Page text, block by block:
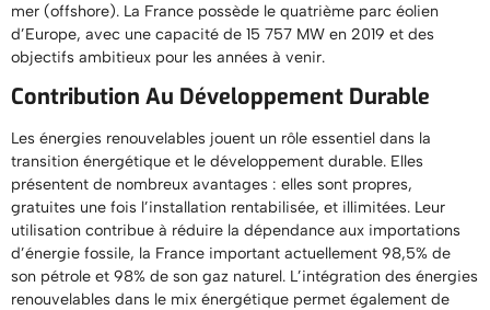
mer (offshore). La France possède le quatrième parc éolien
d’Europe, avec une capacité de 15 757 MW en 2019 et des
objectifs ambitieux pour les années à venir.
Contribution Au Développement Durable
Les énergies renouvelables jouent un rôle essentiel dans la
transition énergétique et le développement durable. Elles
présentent de nombreux avantages : elles sont propres,
gratuites une fois l’installation rentabilisée, et illimitées. Leur
utilisation contribue à réduire la dépendance aux importations
d’énergie fossile, la France important actuellement 98,5% de
son pétrole et 98% de son gaz naturel. L’intégration des énergies
renouvelables dans le mix énergétique permet également de